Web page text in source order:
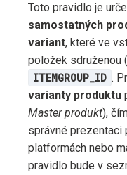
Toto pravidlo je
samostatných
variant, které ve
položek sdruženou
ITEMGROUP_ID .
varianty produktu
Master produkt),
správné prezentaci
platformách nebo
pravidlo bude v